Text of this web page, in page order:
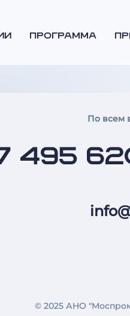
ПРОГРАММА
По всем
495
© 2025 АНО